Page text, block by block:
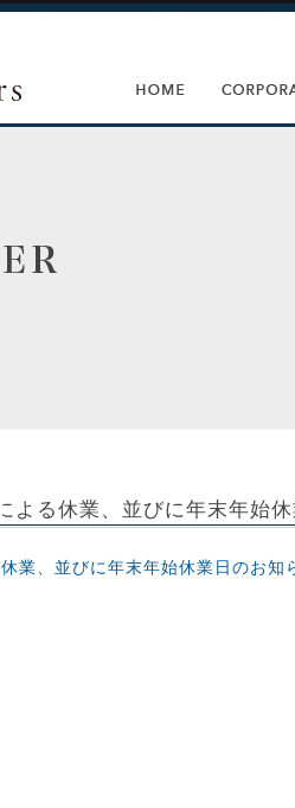
よる休業、並びに年末年始
業、並びに年末年始休業日のお知